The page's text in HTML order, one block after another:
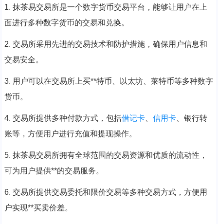
1. 抹茶易交易所是一个数字货币交易平台，能够让用户在上
面进行多种数字货币的交易和兑换。
2. 交易所采用先进的交易技术和防护措施，确保用户信息和
交易安全。
3. 用户可以在交易所上买**特币、以太坊、莱特币等多种数字
货币。
4. 交易所提供多种付款方式，包括借记卡、 信用卡、银行转
账等，方便用户进行充值和提现操作。
5. 抹茶易交易所拥有全球范围的交易资源和优质的流动性，
可为用户提供**的交易服务。
6. 交易所提供交易委托和限价交易等多种交易方式，方便用
户实现**买卖价差。